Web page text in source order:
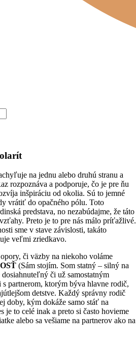
na jednu alebo druhú stranu a
rozpoznáva a podporuje, čo je pre ňu
inšpiráciu od okolia. Sú to jemné
vrátiť do opačného pólu. Toto
predstava, no nezabúdajme, že táto
Preto je to pre nás málo príťažlivé.
sme v stave závislosti, takáto
veľmi zriedkavo.
či väzby na niekoho voláme
(Sám stojím. Som statný – silný na
dosiahnuteľný či už samostatným
partnerom, ktorým býva hlavne rodič,
detstve. Každý správny rodič
doby, kým dokáže samo stáť na
je to celé inak a preto si často hovieme
alebo sa vešiame na partnerov ako na